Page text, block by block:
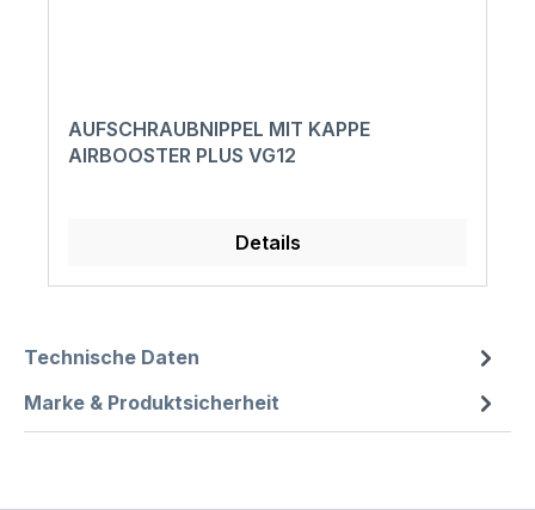
AUFSCHRAUBNIPPEL MIT KAPPE
AIRBOOSTER PLUS VG12
Details
Technische Daten
Marke & Produktsicherheit